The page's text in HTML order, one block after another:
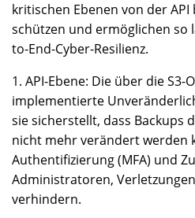
kritischen Ebenen von der
schützen und ermöglichen so
to-End-Cyber-Resilienz.
1. API-Ebene: Die über die S3-
implementierte
sie sicherstellt, dass Backups
nicht mehr verändert werden
Authentifizierung (MFA) und
Administratoren,
verhindern.